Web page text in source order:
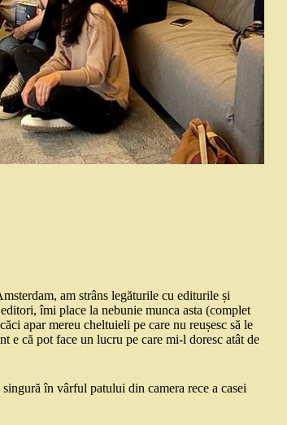
am strâns legăturile cu editurile și
îmi place la nebunie munca asta (complet
apar mereu cheltuieli pe care nu reușesc să le
e că pot face un lucru pe care mi-l doresc atât de
în vârful patului din camera rece a casei